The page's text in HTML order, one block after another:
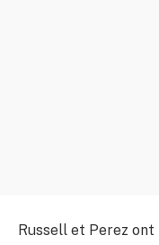
Russell et Perez ont